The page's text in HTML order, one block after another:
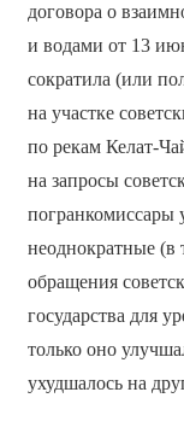
договора о
и водами от 13
сократила (или
на участке
по рекам Келат-
на запросы
погранкомиссары
неоднократные (в
обращения
государства для
только оно
ухудшалось на